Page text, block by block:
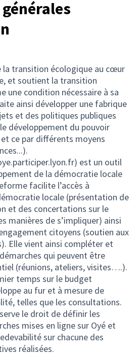
la transition écologique au cœur
et soutient la transition
une condition nécessaire à sa
ainsi développer une fabrique
et des politiques publiques
développement du pouvoir
ce par différents moyens
est un outil
de la démocratie locale
facilite l’accès à
locale (présentation de
et des concertations sur le
manières de s’impliquer) ainsi
citoyens (soutien aux
Elle vient ainsi compléter et
qui peuvent être
(réunions, ateliers, visites….).
temps sur le budget
au fur et à mesure de
telles que les consultations.
le droit de définir les
mises en ligne sur Oyé et
sur chacune des
réalisées.